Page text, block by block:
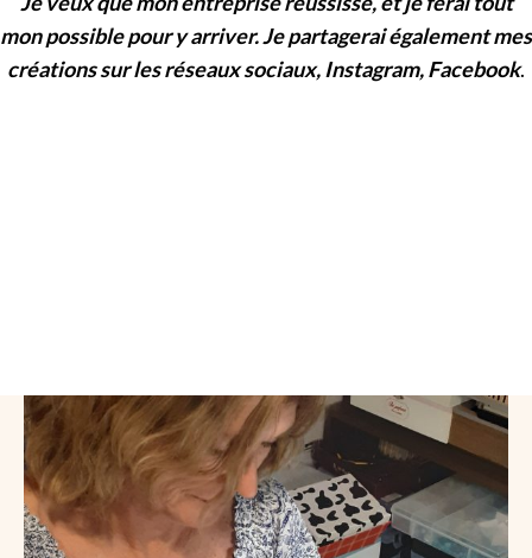
mon possible pour y arriver. Je partagerai également mes
créations sur les réseaux sociaux, Instagram, Facebook.